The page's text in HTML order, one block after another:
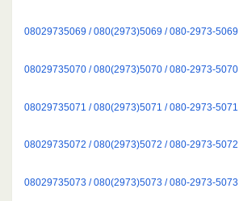
08029735069 / 080(2973)5069 / 080-2973-5069
08029735070 / 080(2973)5070 / 080-2973-5070
08029735071 / 080(2973)5071 / 080-2973-5071
08029735072 / 080(2973)5072 / 080-2973-5072
08029735073 / 080(2973)5073 / 080-2973-5073